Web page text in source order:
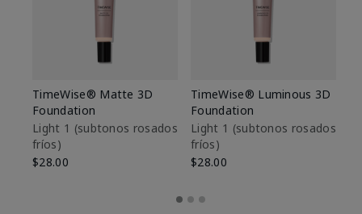
TimeWise® Matte 3D
Foundation
Light 1​ (subtonos rosados
fríos)
$28.00
TimeWise® Luminous 3D
Foundation
Light 1​ (subtonos rosados
fríos)
$28.00